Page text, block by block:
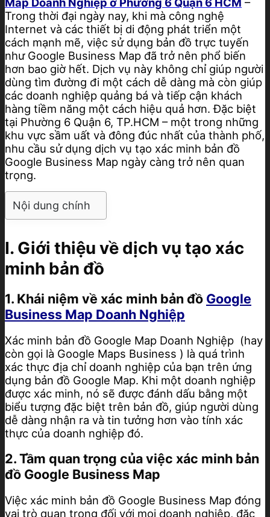
Trong thời đại ngày nay, khi mà công nghệ
Internet và các thiết bị di động phát triển một
cách mạnh mẽ, việc sử dụng bản đồ trực tuyến
như Google Business Map đã trở nên phổ biến
hơn bao giờ hết. Dịch vụ này không chỉ giúp người
dùng tìm đường đi một cách dễ dàng mà còn giúp
các doanh nghiệp quảng bá và tiếp cận khách
hàng tiềm năng một cách hiệu quả hơn. Đặc biệt
tại Phường 6 Quận 6, TP.HCM – một trong những
khu vực sầm uất và đông đúc nhất của thành phố,
nhu cầu sử dụng dịch vụ tạo xác minh bản đồ
Google Business Map ngày càng trở nên quan
trọng.
Nội dung chính
I. Giới thiệu về dịch vụ tạo xác
minh bản đồ
1. Khái niệm về xác minh bản đồ Google
Business Map Doanh Nghiệp
Xác minh bản đồ Google Map Doanh Nghiệp (hay
còn gọi là Google Maps Business ) là quá trình
xác thực địa chỉ doanh nghiệp của bạn trên ứng
dụng bản đồ Google Map. Khi một doanh nghiệp
được xác minh, nó sẽ được đánh dấu bằng một
biểu tượng đặc biệt trên bản đồ, giúp người dùng
dễ dàng nhận ra và tin tưởng hơn vào tính xác
thực của doanh nghiệp đó.
2. Tầm quan trọng của việc xác minh bản
đồ Google Business Map
Việc xác minh bản đồ Google Business Map đóng
vai trò quan trọng đối với mọi doanh nghiệp, đặc